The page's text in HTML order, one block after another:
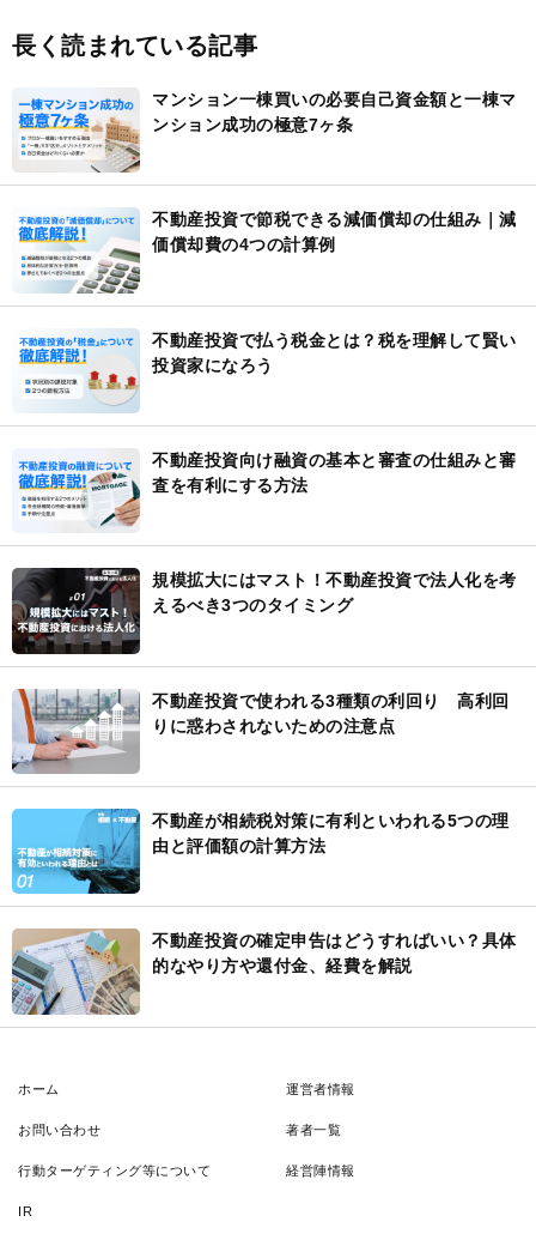
長く読まれている記事
マンション一棟買いの必要自己資金額と一棟マ
ンション成功の極意7ヶ条
不動産投資で節税できる減価償却の仕組み｜減
価償却費の4つの計算例
不動産投資で払う税金とは？税を理解して賢い
投資家になろう
不動産投資向け融資の基本と審査の仕組みと審
査を有利にする方法
規模拡大にはマスト！不動産投資で法人化を考
えるべき3つのタイミング
不動産投資で使われる3種類の利回り 高利回
りに惑わされないための注意点
不動産が相続税対策に有利といわれる5つの理
由と評価額の計算方法
不動産投資の確定申告はどうすればいい？具体
的なやり方や還付金、経費を解説
ホーム 運営者情報
お問い合わせ 著者一覧
行動ターゲティング等について 経営陣情報
IR